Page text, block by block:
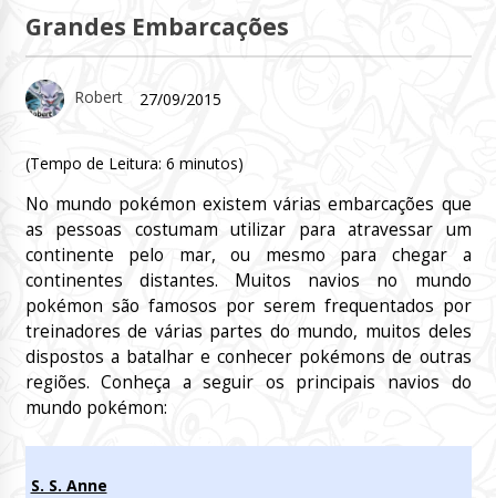
Grandes Embarcações
Robert 27/09/2015
(Tempo de Leitura: 6 minutos)
No mundo pokémon existem várias embarcações que
as pessoas costumam utilizar para atravessar um
continente pelo mar, ou mesmo para chegar a
continentes distantes. Muitos navios no mundo
pokémon são famosos por serem frequentados por
treinadores de várias partes do mundo, muitos deles
dispostos a batalhar e conhecer pokémons de outras
regiões. Conheça a seguir os principais navios do
mundo pokémon:
S. S. Anne